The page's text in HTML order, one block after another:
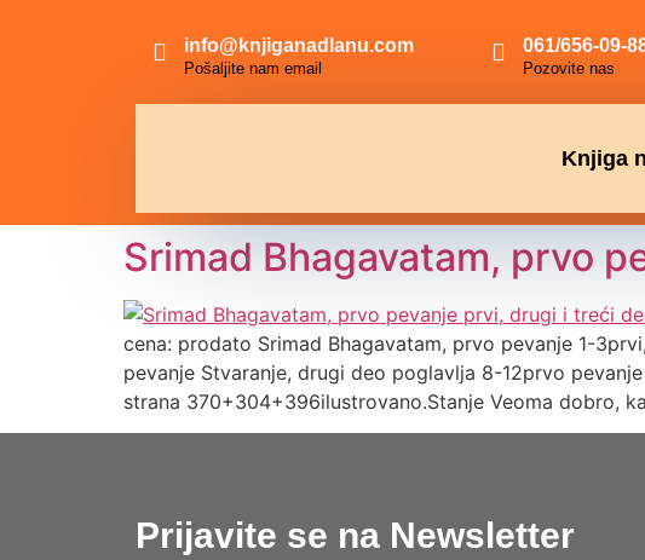
info@knjiganadlanu.com
Pošaljite nam email
061/656-09-
Pozovite nas
Knjiga
Srimad Bhagavatam, prvo
cena: prodato Srimad Bhagavatam, prvo pevanje 1-
pevanje Stvaranje, drugi deo poglavlja 8-12prvo
strana 370+304+396ilustrovano.Stanje Veoma dobro,
Prijavite se na Newsletter